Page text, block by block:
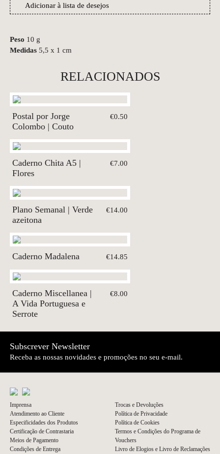
Adicionar à lista de desejos
Peso 10 g
Medidas 5,5 x 1 cm
RELACIONADOS
Postal por Jorge
Colombo | Couto
€0.50
Caderno Chita A5 |
Flores
€7.00
Plano Semanal | Verde
azeitona
€14.00
Caderno Madalena €14.85
Caderno Miscellanea |
A Vida Portuguesa e
Serrote
€8.00
Subscrever Newsletter
Receba as nossas novidades e promoções no seu e-mail.
Imprensa
Atendimento ao Cliente
Especificidades dos Produtos
Certificação de Contrastaria
Meios de Pagamento
Condições de Entrega
Trocas e Devoluções
Política de Privacidade
Política de Cookies
Termos e Condições do Programa de
Vouchers
Livro de Elogios e Livro de Reclamações